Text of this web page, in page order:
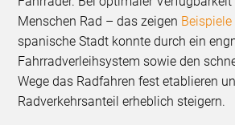
Menschen Rad – das zeigen
spanische Stadt konnte durch ein
Fahrradverleihsystem sowie den
Wege das Radfahren fest etablieren
Radverkehrsanteil erheblich steigern.